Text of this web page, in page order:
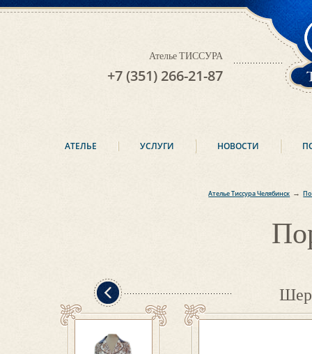
Ателье Тиссура Челябинск →
Ателье ТИССУРА
+7 (351) 266-21-87
АТЕЛЬЕ УСЛУГИ НОВОСТИ